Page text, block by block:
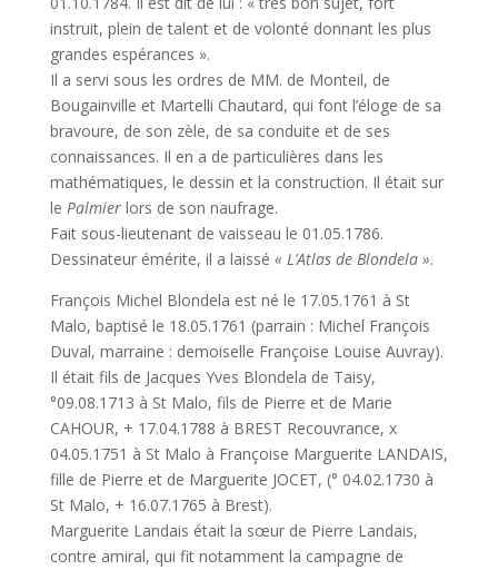
instruit, plein de talent et de volonté donnant les plus
grandes espérances ».
Il a servi sous les ordres de MM. de Monteil, de
Bougainville et Martelli Chautard, qui font l’éloge de sa
bravoure, de son zèle, de sa conduite et de ses
connaissances. Il en a de particulières dans les
mathématiques, le dessin et la construction. Il était sur
le Palmierlors de son naufrage.
Fait sous-lieutenant de vaisseau le 01.05.1786.
Dessinateur émérite, il a laissé « L’Atlas de Blondela ».
François Michel Blondela est né le 17.05.1761 à St
Malo, baptisé le 18.05.1761 (parrain : Michel François
Duval, marraine : demoiselle Françoise Louise Auvray).
Il était fils de Jacques Yves Blondela de Taisy,
°09.08.1713 à St Malo, fils de Pierre et de Marie
CAHOUR, + 17.04.1788 à BREST Recouvrance, x
04.05.1751 à St Malo à Françoise Marguerite LANDAIS,
fille de Pierre et de Marguerite JOCET, (° 04.02.1730 à
St Malo, + 16.07.1765 à Brest).
Marguerite Landais était la sœur de Pierre Landais,
contre amiral, qui fit notamment la campagne de